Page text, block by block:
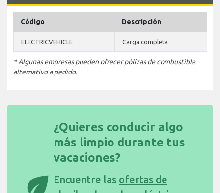
Código Descripción
ELECTRICVEHICLE Carga completa
* Algunas empresas pueden ofrecer pólizas de combustible
alternativo a pedido.
eco
¿Quieres conducir algo
más limpio durante tus
vacaciones?
Encuentre las ofertas de